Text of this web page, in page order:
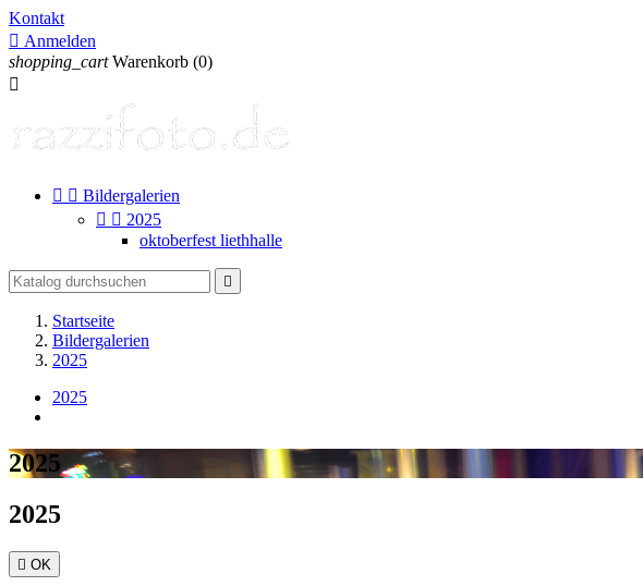
Kontakt
 Anmelden
shopping_cart Warenkorb (0)

  Bildergalerien
  2025
oktoberfest liethhalle

Startseite
Bildergalerien
2025
2025
2025
2025
 OK